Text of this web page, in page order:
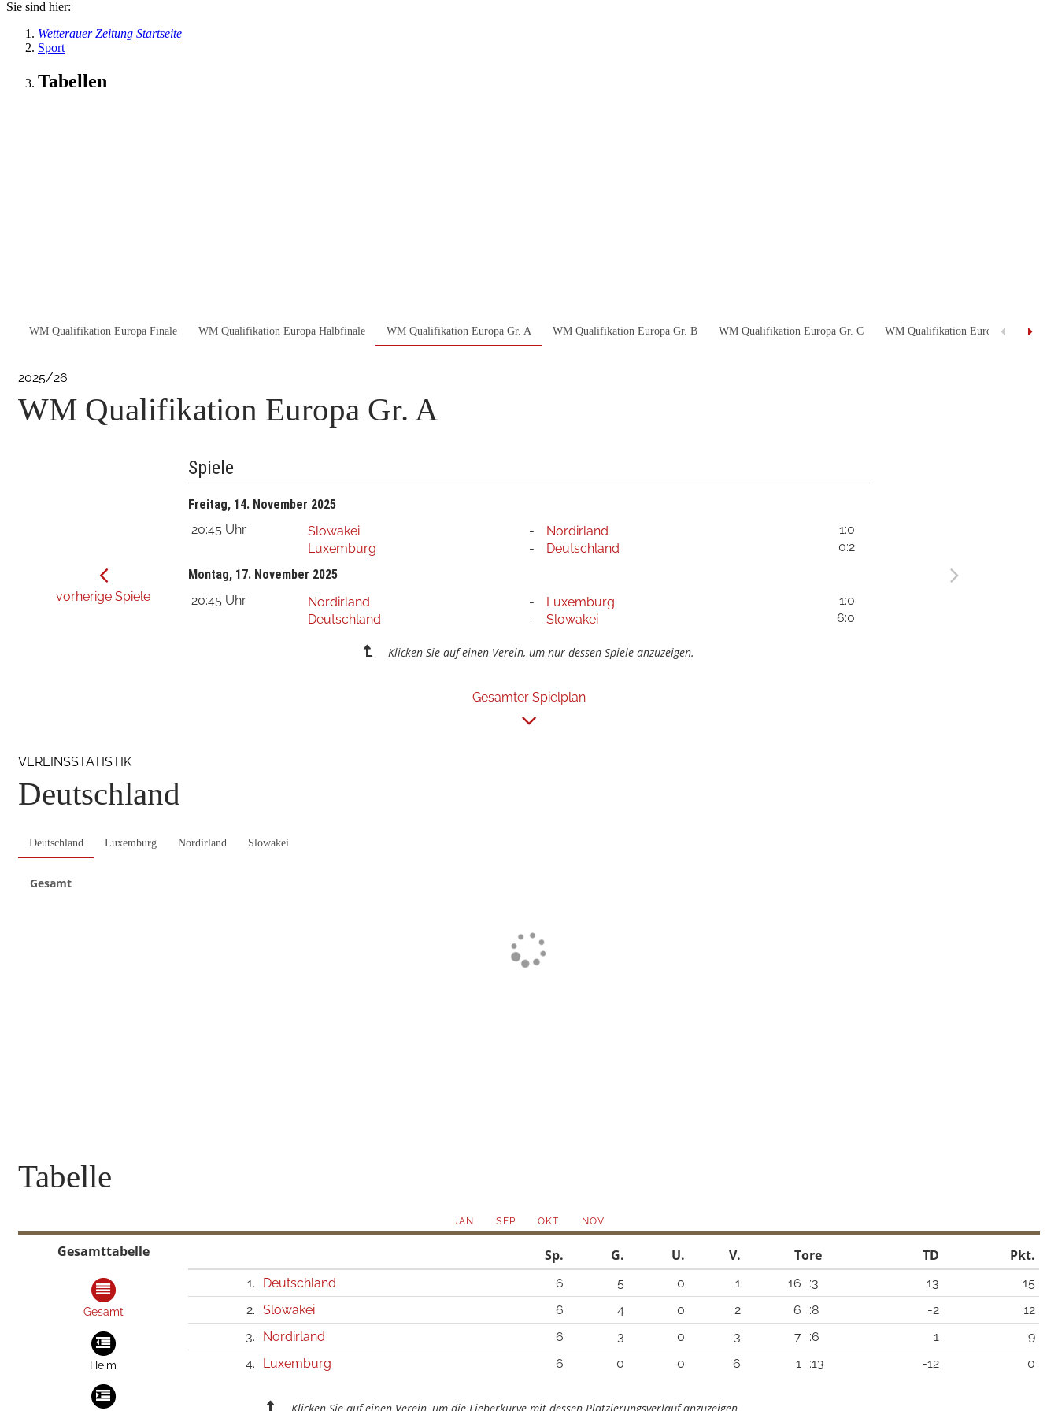
Sie sind hier:
Wetterauer Zeitung Startseite
Sport
Tabellen
WM Qualifikation Europa Finale WM Qualifikation Europa Halbfinale WM Qualifikation Europa Gr. A WM Qualifikation Europa Gr. B WM Qualifikation Europa Gr. C WM Qualifikation Europa Gr. D
2025/26
WM Qualifikation Europa Gr. A
vorherige Spiele
Spiele
Freitag, 14. November 2025
20:45 Uhr
Slowakei Nordirland
1:0
Luxemburg
Deutschland
0:2
Montag, 17. November 2025
20:45 Uhr
Nordirland Luxemburg
1:0
Deutschland
Slowakei 6:0
Klicken Sie auf einen Verein, um nur dessen Spiele anzuzeigen.
Gesamter Spielplan
VEREINSSTATISTIK
Deutschland
Deutschland Luxemburg Nordirland Slowakei
Gesamt
Tabelle
JAN SEP OKT NOV
Gesamttabelle
Gesamt
Heim
Sp. G. U. V. Tore TD Pkt.
1. Deutschland 6 5 0 1 16 :3 13
15
2. Slowakei 6 4 0 2 6 :8 -2
12
3.
Nordirland 6 3 0 3 7 :6 1
9
4.
Luxemburg 6 0 0 6 1 :13 -12 0